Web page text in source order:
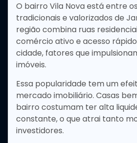
O bairro Vila Nova está entre
tradicionais e valorizados de
região combina ruas
comércio ativo e acesso
cidade, fatores que
imóveis.
Essa popularidade tem um
mercado imobiliário. Casas
bairro costumam ter alta
constante, o que atrai tanto
investidores.